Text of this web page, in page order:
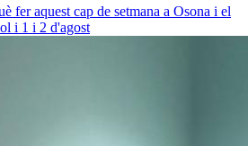
fer aquest cap de setmana a Osona i el
i 1 i 2 d'agost